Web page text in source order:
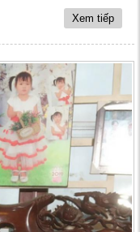
Xem tiếp